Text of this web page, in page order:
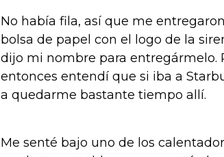
No había fila, así que me
bolsa de papel con el logo de la
dijo mi nombre para entregármelo.
entonces entendí que si iba a
a quedarme bastante tiempo allí.
Me senté bajo uno de los